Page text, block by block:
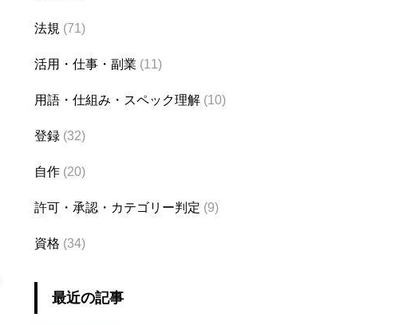
法規 (71)
活用・仕事・副業 (11)
用語・仕組み・スペック理解 (10)
登録 (32)
自作 (20)
許可・承認・カテゴリー判定 (9)
資格 (34)
最近の記事